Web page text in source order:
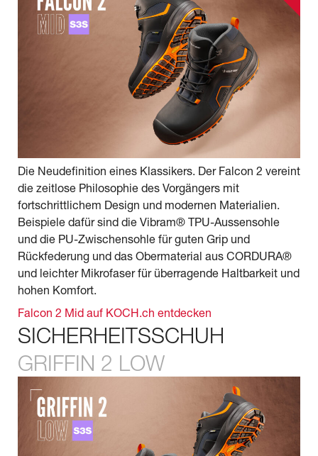
Die Neudefinition eines Klassikers. Der Falcon 2 vereint
die zeitlose Philosophie des Vorgängers mit
fortschrittlichem Design und modernen Materialien.
Beispiele dafür sind die Vibram® TPU-Aussensohle
und die PU-Zwischensohle für guten Grip und
Rückfederung und das Obermaterial aus CORDURA®
und leichter Mikrofaser für überragende Haltbarkeit und
hohen Komfort.
Falcon 2 Mid auf KOCH.ch entdecken
SICHERHEITSSCHUH
GRIFFIN 2 LOW